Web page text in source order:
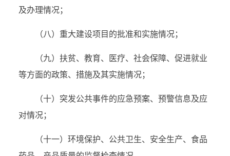
及办理情况；
（八）重大建设项目的批准和实施情况；
（九）扶贫、教育、医疗、社会保障、促进就业
等方面的政策、措施及其实施情况；
（十）突发公共事件的应急预案、预警信息及应
对情况；
（十一）环境保护、公共卫生、安全生产、食品